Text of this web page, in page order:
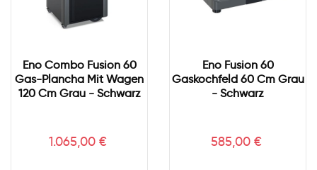
Eno Combo Fusion 60
Gas-Plancha Mit Wagen
120 Cm Grau - Schwarz
Preis
1.065,00 €
Eno Fusion 60
Gaskochfeld 60 Cm Grau
- Schwarz
Preis
585,00 €